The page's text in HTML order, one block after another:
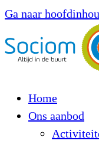
Ga naar
Home
Ons aanbod